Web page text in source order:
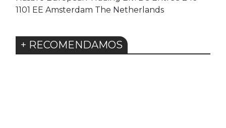
1101 EE Amsterdam The Netherlands
+ RECOMENDAMOS